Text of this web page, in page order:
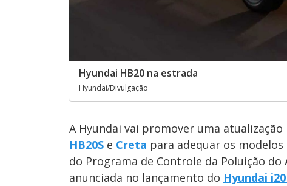
Hyundai HB20 na estrada
Hyundai/Divulgação
A Hyundai vai promover uma
HB20S e Creta para adequar os
do Programa de Controle da Poluição
anunciada no lançamento do Hyundai i20